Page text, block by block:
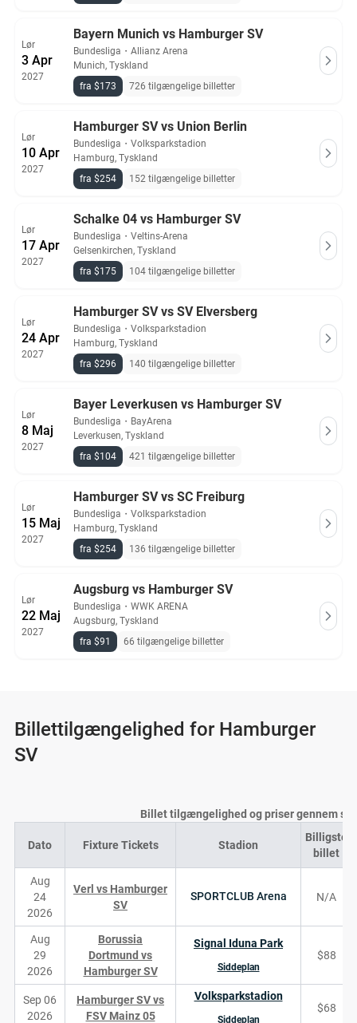
Lør
3 Apr
2027
Bayern Munich vs Hamburger SV
Bundesliga ・ Allianz Arena
Munich, Tyskland
fra $173
726 tilgængelige billetter
Lør
10 Apr
2027
Hamburger SV vs Union Berlin
Bundesliga ・ Volksparkstadion
Hamburg, Tyskland
fra $254
152 tilgængelige billetter
Lør
17 Apr
2027
Schalke 04 vs Hamburger SV
Bundesliga ・ Veltins-Arena
Gelsenkirchen, Tyskland
fra $175
104 tilgængelige billetter
Lør
24 Apr
2027
Hamburger SV vs SV Elversberg
Bundesliga ・ Volksparkstadion
Hamburg, Tyskland
fra $296
140 tilgængelige billetter
Lør
8 Maj
2027
Bayer Leverkusen vs Hamburger SV
Bundesliga ・ BayArena
Leverkusen, Tyskland
fra $104
421 tilgængelige billetter
Lør
15 Maj
2027
Hamburger SV vs SC Freiburg
Bundesliga ・ Volksparkstadion
Hamburg, Tyskland
fra $254
136 tilgængelige billetter
Lør
22 Maj
2027
Augsburg vs Hamburger SV
Bundesliga ・ WWK ARENA
Augsburg, Tyskland
fra $91
66 tilgængelige billetter
Billettilgængelighed for Hamburger
SV
Billet tilgængelighed og priser gennem
Dato Fixture Tickets Stadion
Billigste
billet
Aug
24
2026
Verl vs Hamburger
SV
SPORTCLUB Arena N/A
Aug
29
2026
Borussia
Dortmund vs
Hamburger SV
Signal Iduna Park
Siddeplan
$88
Sep 06
2026
Hamburger SV vs
FSV Mainz 05
Volksparkstadion
Siddeplan
$68